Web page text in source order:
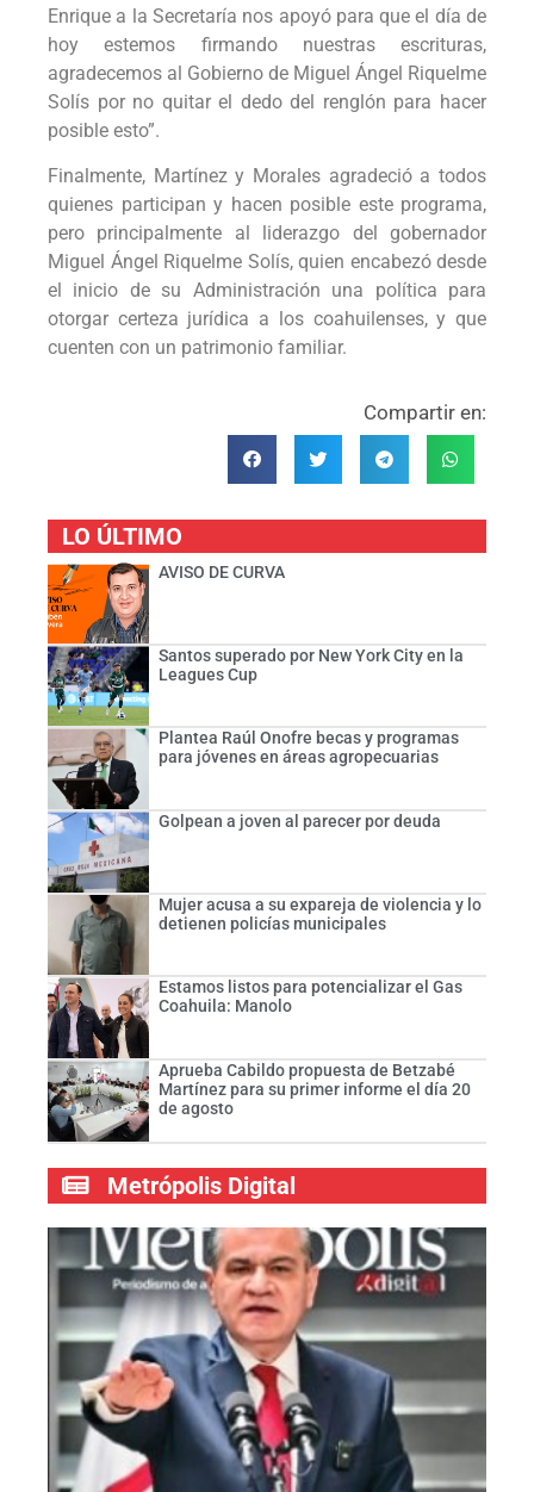
Enrique a la Secretaría nos apoyó para que el día de
hoy estemos firmando nuestras escrituras,
agradecemos al Gobierno de Miguel Ángel Riquelme
Solís por no quitar el dedo del renglón para hacer
posible esto”.
Finalmente, Martínez y Morales agradeció a todos
quienes participan y hacen posible este programa,
pero principalmente al liderazgo del gobernador
Miguel Ángel Riquelme Solís, quien encabezó desde
el inicio de su Administración una política para
otorgar certeza jurídica a los coahuilenses, y que
cuenten con un patrimonio familiar.
Compartir en:
LO ÚLTIMO
AVISO DE CURVA
Santos superado por New York City en la
Leagues Cup
Plantea Raúl Onofre becas y programas
para jóvenes en áreas agropecuarias
Golpean a joven al parecer por deuda
Mujer acusa a su expareja de violencia y lo
detienen policías municipales
Estamos listos para potencializar el Gas
Coahuila: Manolo
Aprueba Cabildo propuesta de Betzabé
Martínez para su primer informe el día 20
de agosto
Metrópolis Digital